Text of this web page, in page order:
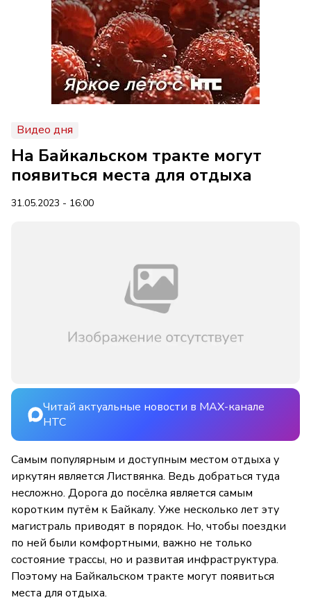
Видео дня
На Байкальском тракте могут
появиться места для отдыха
31.05.2023 - 16:00
Читай актуальные новости в MAX-канале
НТС
Самым популярным и доступным местом отдыха у
иркутян является Листвянка. Ведь добраться туда
несложно. Дорога до посёлка является самым
коротким путём к Байкалу. Уже несколько лет эту
магистраль приводят в порядок. Но, чтобы поездки
по ней были комфортными, важно не только
состояние трассы, но и развитая инфраструктура.
Поэтому на Байкальском тракте могут появиться
места для отдыха.